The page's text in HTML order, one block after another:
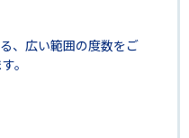
、広い範囲の度数をご
。